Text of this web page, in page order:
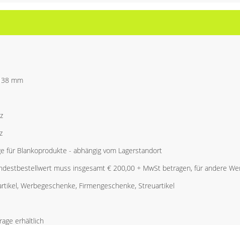
mm
für Blankoprodukte - abhängig vom Lagerstandort
muss insgesamt € 200,00 + MwSt betragen, für andere
Werbegeschenke, Firmengeschenke, Streuartikel
erhältlich